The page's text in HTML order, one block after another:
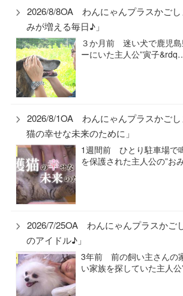
2026/8/8OA わんにゃんプラスかごし
みが増える毎日♪」
３か月前 迷い犬で鹿児島
ーにいた主人公”寅子
2026/8/1OA わんにゃんプラスかご
猫の幸せな未来のために」
1週間前 ひとり駐車場で
を保護された主人公の”お
2026/7/25OA わんにゃんプラスかご
のアイドル♪」
3年前 前の飼い主さんの
い家族を探していた主人